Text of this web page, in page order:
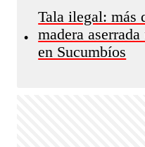
•
Tala ilegal: más
madera
en Sucumbíos